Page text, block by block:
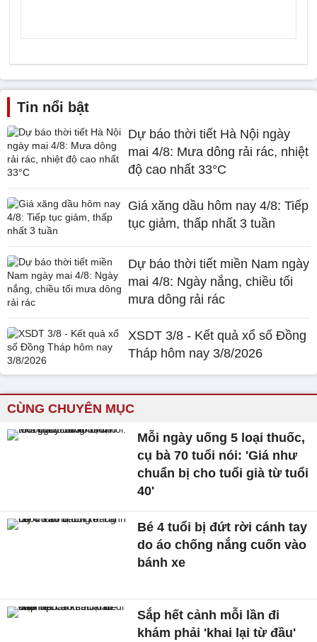
Tin nổi bật
Dự báo thời tiết Hà Nội ngày
mai 4/8: Mưa dông rải rác, nhiệt
độ cao nhất 33°C
Giá xăng dầu hôm nay 4/8: Tiếp
tục giảm, thấp nhất 3 tuần
Dự báo thời tiết miền Nam ngày
mai 4/8: Ngày nắng, chiều tối
mưa dông rải rác
XSDT 3/8 - Kết quả xổ số Đồng
Tháp hôm nay 3/8/2026
CÙNG CHUYÊN MỤC
Mỗi ngày uống 5 loại thuốc,
cụ bà 70 tuổi nói: 'Giá như
chuẩn bị cho tuổi già từ tuổi
40'
Bé 4 tuổi bị đứt rời cánh tay
do áo chống nắng cuốn vào
bánh xe
Sắp hết cảnh mỗi lần đi
khám phải 'khai lại từ đầu'